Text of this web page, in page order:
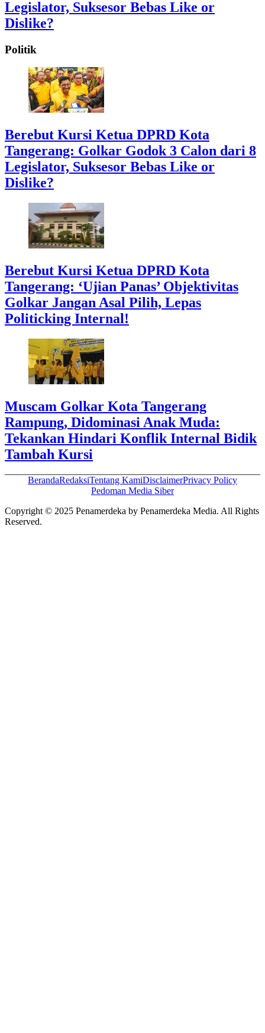
Legislator, Suksesor Bebas Like or
Dislike?
Politik
Berebut Kursi Ketua DPRD Kota
Tangerang: Golkar Godok 3 Calon dari 8
Legislator, Suksesor Bebas Like or
Dislike?
Berebut Kursi Ketua DPRD Kota
Tangerang: ‘Ujian Panas’ Objektivitas
Golkar Jangan Asal Pilih, Lepas
Politicking Internal!
Muscam Golkar Kota Tangerang
Rampung, Didominasi Anak Muda:
Tekankan Hindari Konflik Internal Bidik
Tambah Kursi
BerandaRedaksiTentang KamiDisclaimerPrivacy Policy
Pedoman Media Siber
Copyright © 2025 Penamerdeka by Penamerdeka Media. All Rights
Reserved.